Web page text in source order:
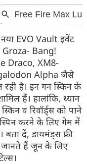
EVO Vault इवेंट
Groza- Bang!
Draco, XM8-
Alpha जैसे
रही है। इन गन स्किन के
हैं। हालांकि, ध्यान
व रिवॉर्ड्स को पाने
करने के लिए गेम में
दें, डायमंड्स फ्री
हैं जून के लिए